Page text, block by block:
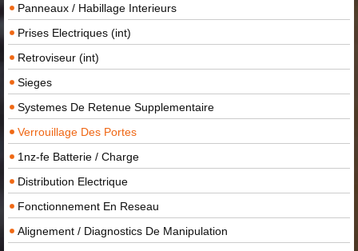
Panneaux / Habillage Interieurs
Prises Electriques (int)
Retroviseur (int)
Sieges
Systemes De Retenue Supplementaire
Verrouillage Des Portes
1nz-fe Batterie / Charge
Distribution Electrique
Fonctionnement En Reseau
Alignement / Diagnostics De Manipulation